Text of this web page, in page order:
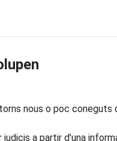
nous o poc
a partir d’una